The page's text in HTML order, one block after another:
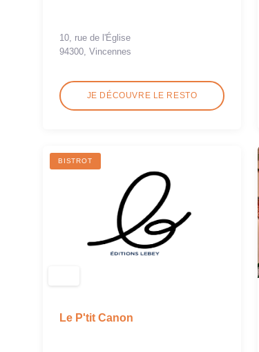
10, rue de l'Église
94300, Vincennes
JE DÉCOUVRE LE RESTO
BISTROT
Le P'tit Canon